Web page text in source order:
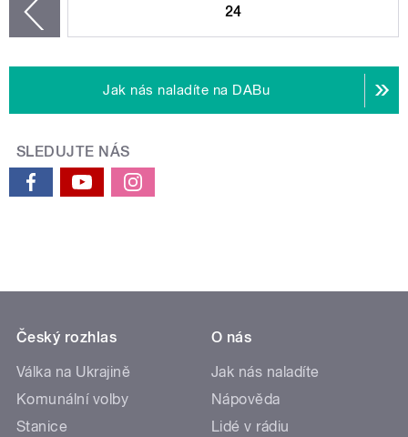
24
Jak nás naladíte na DABu
SLEDUJTE NÁS
Český rozhlas
Válka na Ukrajině
Komunální volby
Stanice
O nás
Jak nás naladíte
Nápověda
Lidé v rádiu